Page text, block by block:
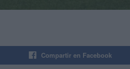
Compartir en Facebook